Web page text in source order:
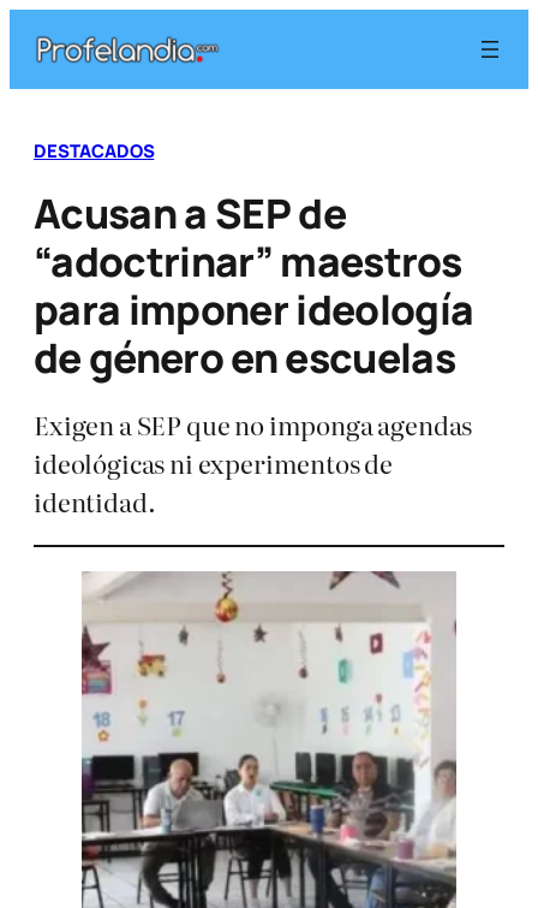
contenido
DESTACADOS
Acusan a SEP de
“adoctrinar” maestros
para imponer ideología
de género en escuelas
Exigen a SEP que no imponga agendas
ideológicas ni experimentos de
identidad.